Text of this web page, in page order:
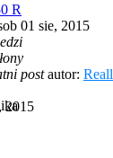
R
01 sie, 2015
postautor:
2015